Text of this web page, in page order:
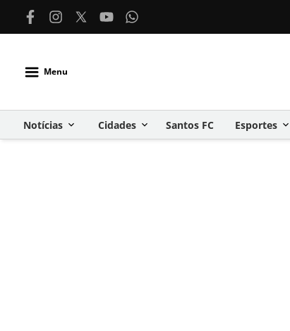
Menu
Notícias Cidades Santos FC Esportes